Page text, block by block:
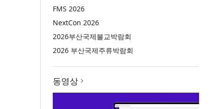
FMS 2026
NextCon 2026
2026부산국제불교박람회
2026 부산국제주류박람회
동영상